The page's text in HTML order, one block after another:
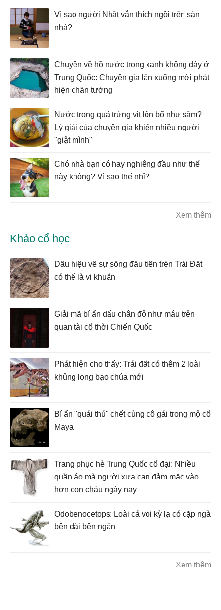
Vì sao người Nhật vẫn thích ngồi trên sàn
nhà?
Chuyện về hồ nước trong xanh không đáy ở
Trung Quốc: Chuyên gia lặn xuống mới phát
hiện chân tướng
Nước trong quả trứng vịt lộn bổ như sâm?
Lý giải của chuyên gia khiến nhiều người
"giật mình"
Chó nhà bạn có hay nghiêng đầu như thế
này không? Vì sao thế nhỉ?
Xem thêm
Khảo cổ học
Dấu hiệu về sự sống đầu tiên trên Trái Đất
có thể là vi khuẩn
Giải mã bí ẩn dấu chân đỏ như máu trên
quan tài cổ thời Chiến Quốc
Phát hiện cho thấy: Trái đất có thêm 2 loài
khủng long bạo chúa mới
Bí ẩn "quái thú" chết cùng cô gái trong mộ cổ
Maya
Trang phục hè Trung Quốc cổ đại: Nhiều
quần áo mà người xưa can đảm mặc vào
hơn con cháu ngày nay
Odobenocetops: Loài cá voi kỳ lạ có cặp ngà
bên dài bên ngắn
Xem thêm